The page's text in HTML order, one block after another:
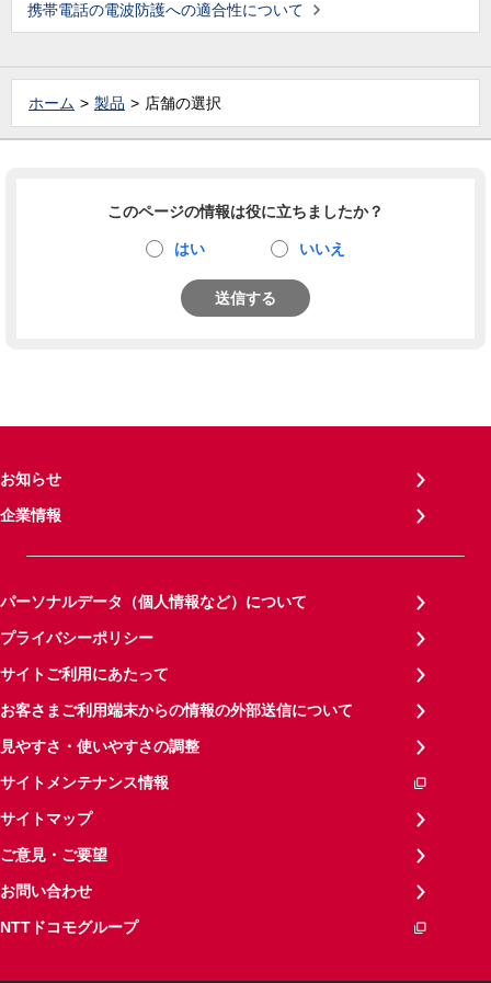
携帯電話の電波防護への適合性について
ホーム 製品 店舗の選択
このページの情報は役に立ちましたか？
はい いいえ
送信する
お知らせ
企業情報
パーソナルデータ（個人情報など）について
プライバシーポリシー
サイトご利用にあたって
お客さまご利用端末からの情報の外部送信について
見やすさ・使いやすさの調整
サイトメンテナンス情報
サイトマップ
ご意見・ご要望
お問い合わせ
NTTドコモグループ